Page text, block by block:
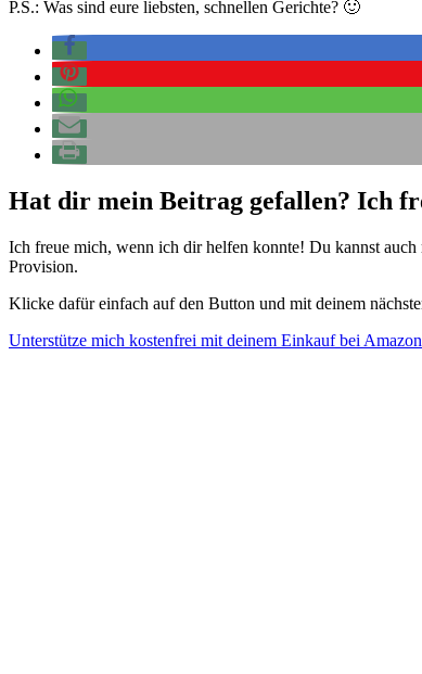
P.S.: Was sind eure liebsten, schnellen Gerichte? 🙂
Hat dir mein Beitrag gefallen? Ich
Ich freue mich, wenn ich dir helfen konnte! Du kannst
Provision.
Klicke dafür einfach auf den Button und mit deinem
Unterstütze mich kostenfrei mit deinem Einkauf bei Amazon